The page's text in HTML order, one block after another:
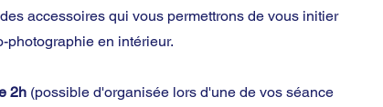
accessoires qui vous permettrons de vous initier
photographie en intérieur.
2h (possible d'organisée lors d'une de vos séance